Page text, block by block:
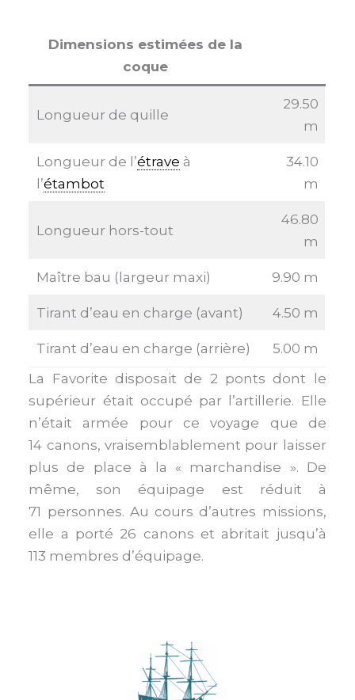
Dimensions estimées de la
coque
Longueur de quille
29.50
m
Longueur de l’étrave à
l’étambot
34.10
m
Longueur hors-tout
46.80
m
Maître bau (largeur maxi) 9.90 m
Tirant d’eau en charge (avant) 4.50 m
Tirant d’eau en charge (arrière)
5.00 m
La Favorite disposait de 2 ponts dont le
supérieur était occupé par l’artillerie. Elle
n’était armée pour ce voyage que de
14 canons, vraisemblablement pour laisser
plus de place à la « marchandise ». De
même, son équipage est réduit à
71 personnes. Au cours d’autres missions,
elle a porté 26 canons et abritait jusqu’à
113 membres d’équipage.